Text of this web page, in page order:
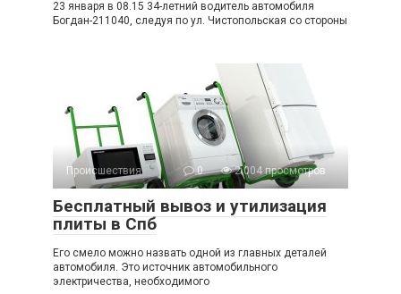
23 января в 08.15 34-летний водитель автомобиля
Богдан-211040, следуя по ул. Чистопольская со стороны
Происшествия 0 2 004 просмотров
Бесплатный вывоз и утилизация
плиты в Спб
Его смело можно назвать одной из главных деталей
автомобиля. Это источник автомобильного
электричества, необходимого